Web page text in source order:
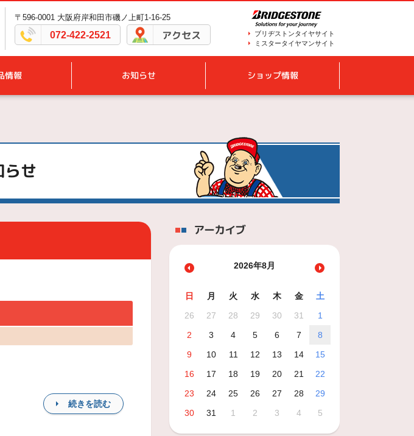
〒596-0001 大阪府岸和田市磯ノ上町1-16-25
072-422-2521 アクセス
ブリヂストンタイヤサイト
ミスタータイヤマンサイト
情報 お知らせ ショップ情報
らせ
続きを読む
アーカイブ
2026年8月
日 月 火 水 木 金
土
26
27 28 29 30 31
1
2
3 4 5 6 7
8
9
10 11 12 13 14
15
16
17 18 19 20 21
22
23
24 25 26 27 28
29
30
31 1 2 3 4 5